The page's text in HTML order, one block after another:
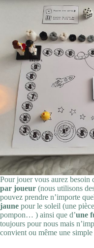
Pour jouer vous aurez besoin
par joueur (nous utilisons
pouvez prendre n’importe
jaune pour le soleil (une
pompon… ) ainsi que d’une
toujours pour nous mais
convient ou même une